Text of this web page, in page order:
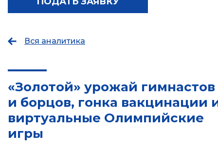
Вся аналитика
«Золотой» урожай гимнастов
и борцов, гонка вакцинации
виртуальные Олимпийские
игры